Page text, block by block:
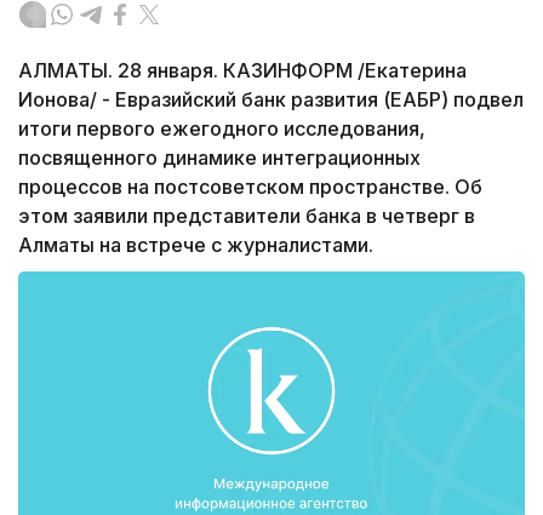
АЛМАТЫ. 28 января. КАЗИНФОРМ /Екатерина
Ионова/ - Евразийский банк развития (ЕАБР) подвел
итоги первого ежегодного исследования,
посвященного динамике интеграционных
процессов на постсоветском пространстве. Об
этом заявили представители банка в четверг в
Алматы на встрече с журналистами.